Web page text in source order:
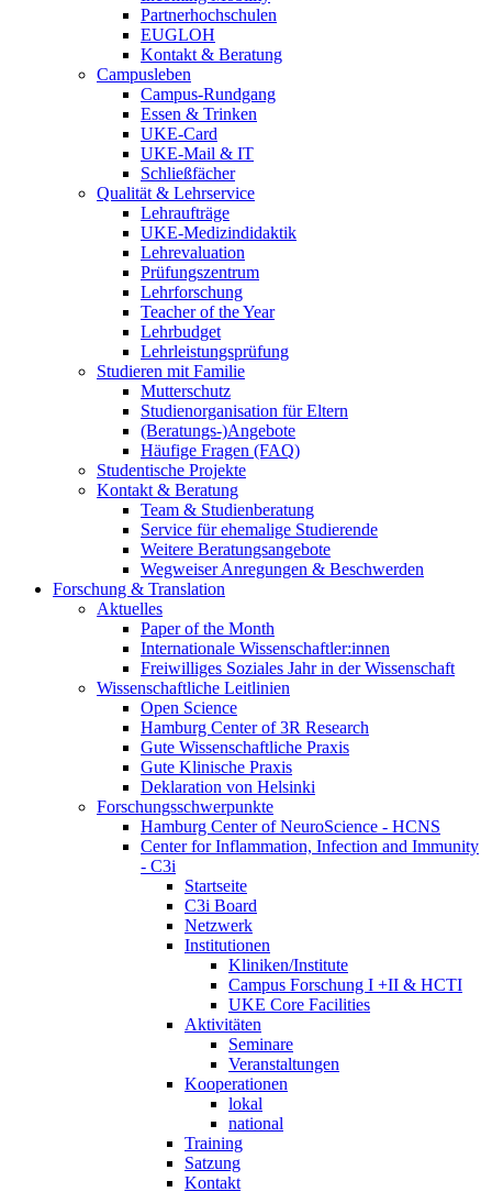
Partnerhochschulen
EUGLOH
Kontakt & Beratung
Campusleben
Campus-Rundgang
Essen & Trinken
UKE-Card
UKE-Mail & IT
Schließfächer
Qualität & Lehrservice
Lehraufträge
UKE-Medizindidaktik
Lehrevaluation
Prüfungszentrum
Lehrforschung
Teacher of the Year
Lehrbudget
Lehrleistungsprüfung
Studieren mit Familie
Mutterschutz
Studienorganisation für Eltern
(Beratungs-)Angebote
Häufige Fragen (FAQ)
Studentische Projekte
Kontakt & Beratung
Team & Studienberatung
Service für ehemalige Studierende
Weitere Beratungsangebote
Wegweiser Anregungen & Beschwerden
Forschung & Translation
Aktuelles
Paper of the Month
Internationale Wissenschaftler:innen
Freiwilliges Soziales Jahr in der Wissenschaft
Wissenschaftliche Leitlinien
Open Science
Hamburg Center of 3R Research
Gute Wissenschaftliche Praxis
Gute Klinische Praxis
Deklaration von Helsinki
Forschungsschwerpunkte
Hamburg Center of NeuroScience - HCNS
Center for Inflammation, Infection and Immunity
- C3i
Startseite
C3i Board
Netzwerk
Institutionen
Kliniken/Institute
Campus Forschung I +II & HCTI
UKE Core Facilities
Aktivitäten
Seminare
Veranstaltungen
Kooperationen
lokal
national
Training
Satzung
Kontakt